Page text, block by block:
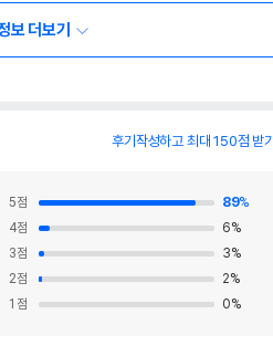
보 더보기
후기작성하고 최대 150점 받기
5점 89%
4점 6%
3점 3%
2점 2%
1 점 0%